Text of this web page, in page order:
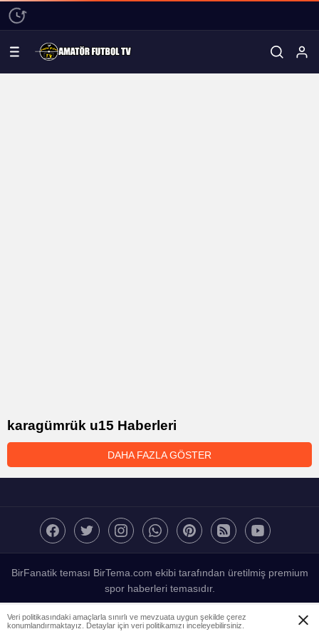
karagümrük u15 Haberleri
DAHA FAZLA GÖSTER
BirFanatik teması BirTema.com ekibi tarafından üretilmiş premium
spor haberleri temasıdır.
Veri politikasındaki amaçlarla sınırlı ve mevzuata uygun şekilde çerez
konumlandırmaktayız. Detaylar için veri politikamızı inceleyebilirsiniz.